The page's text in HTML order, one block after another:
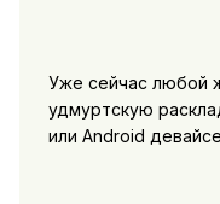
Уже сейчас любой
удмуртскую
или Android